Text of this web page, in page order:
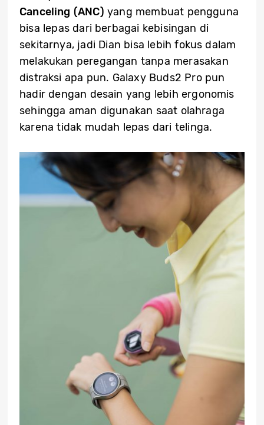
Canceling (ANC) yang membuat pengguna
bisa lepas dari berbagai kebisingan di
sekitarnya, jadi Dian bisa lebih fokus dalam
melakukan peregangan tanpa merasakan
distraksi apa pun. Galaxy Buds2 Pro pun
hadir dengan desain yang lebih ergonomis
sehingga aman digunakan saat olahraga
karena tidak mudah lepas dari telinga.